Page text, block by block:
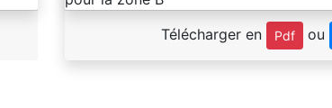
Télécharger en Pdf ou